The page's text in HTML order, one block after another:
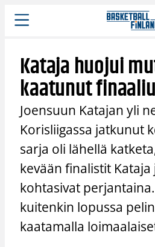
Siirry
sisältöön
Kataja huojui
kaatunut
Joensuun Katajan yli
Korisliigassa jatkunut
sarja oli lähellä
kevään finalistit Kataja
kohtasivat
kuitenkin lopussa
kaatamalla